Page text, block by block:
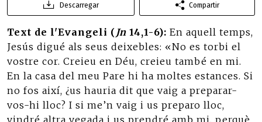
Descarregar Compartir
Text de l'Evangeli ( Jn 14,1-6): En aquell temps,
Jesús digué als seus deixebles: «No es torbi el
vostre cor. Creieu en Déu, creieu també en mi.
En la casa del meu Pare hi ha moltes estances. Si
no fos així, ¿us hauria dit que vaig a preparar-
vos-hi lloc? I si me’n vaig i us preparo lloc,
vindré altra vegada i us prendré amb mi, perquè